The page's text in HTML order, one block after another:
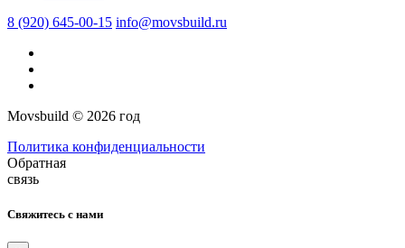
8 (920) 645-00-15 info@movsbuild.ru
Movsbuild © 2026 год
Политика конфиденциальности
Обратная
связь
Свяжитесь с нами